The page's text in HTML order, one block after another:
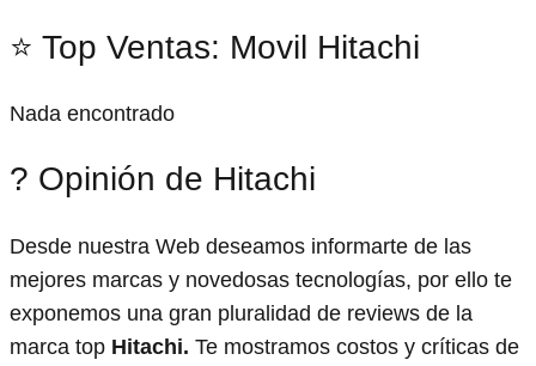
⭐ Top Ventas: Movil Hitachi
Nada encontrado
? Opinión de Hitachi
Desde nuestra Web deseamos informarte de las
mejores marcas y novedosas tecnologías, por ello te
exponemos una gran pluralidad de reviews de la
marca top Hitachi. Te mostramos costos y críticas de